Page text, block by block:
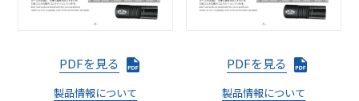
PDFを見る
製品情報について
PDFを見る
製品情報について